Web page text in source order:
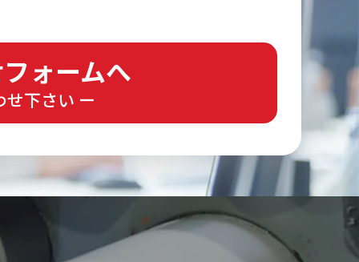
ォームへ
せ下さい ー